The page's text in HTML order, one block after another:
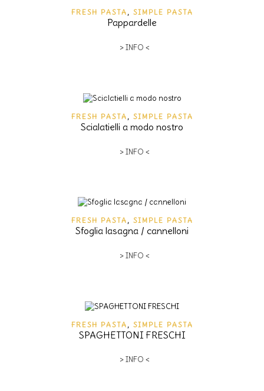
FRESH PASTA , SIMPLE PASTA
Pappardelle
> INFO <
FRESH PASTA , SIMPLE PASTA
Scialatielli a modo nostro
> INFO <
FRESH PASTA , SIMPLE PASTA
Sfoglia lasagna / cannelloni
> INFO <
FRESH PASTA , SIMPLE PASTA
SPAGHETTONI FRESCHI
> INFO <